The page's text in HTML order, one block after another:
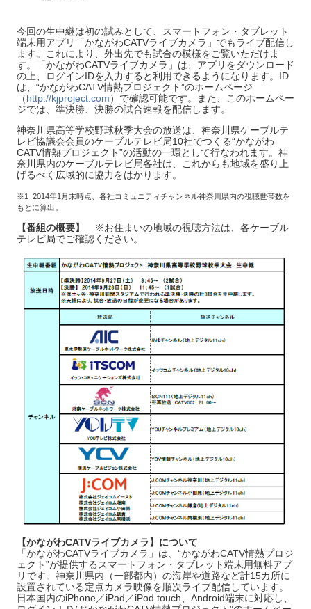
今回の生中継は初の試みとして、スマートフォン・タブレット
端末用アプリ「かながわCATVライブカメラ」でもライブ配信し
ます。これにより、外出先でも試合の模様をご覧いただけま
す。「かながわCATVライブカメラ」は、アプリをダウンロード
の上、ログインIDを入力すると利用できるようになります。ID
は、“かながわCATV情熱プロジェクト”のホームページ
（http://kjproject.com）で確認可能です。また、このホームペー
ジでは、準決勝、決勝の試合速報を配信します。
神奈川県高等学校野球秋季大会の放送は、神奈川県ケーブルテ
レビ協議会会員のケーブルテレビ局10社でつくる“かながわ
CATV情熱プロジェクト”の活動の一環として行なわれます。神
奈川県内のケーブルテレビ局各社は、これからも地域を盛り上
げるべく広域的に協力をはかります。
※1 2014年1月末時点、各社コミュニティチャンネル神奈川県内の視聴世帯数を
もとに算出。
【番組の概要】
※お住まいの地域の視聴方法は、各ケーブル
テレビ局でご確認ください。
【かながわCATVライブカメラ】について
「かながわCATVライブカメラ」は、“かながわCATV情熱プロジ
ェクト”が提供するスマートフォン・タブレット端末用無料アプ
リです。神奈川県内（一部都内）の海岸や道路など計15カ所に
設置されている定点カメラ映像を順次ライブ配信しています。
日本国内のiPhone／iPad／iPod touch、Android端末に対応し、